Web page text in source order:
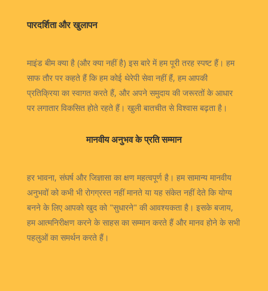
पारदर्शिता और खुलापन
माइंड बीम क्या है (और क्या नहीं है) इस बारे में हम पूरी तरह स्पष्ट हैं। हम
साफ तौर पर कहते हैं कि हम कोई थेरेपी सेवा नहीं हैं, हम आपकी
प्रतिक्रिया का स्वागत करते हैं, और अपने समुदाय की जरूरतों के आधार
पर लगातार विकसित होते रहते हैं। खुली बातचीत से विश्वास बढ़ता है।
मानवीय अनुभव के प्रति सम्मान
हर भावना, संघर्ष और जिज्ञासा का क्षण महत्वपूर्ण है। हम सामान्य मानवीय
अनुभवों को कभी भी रोगग्रस्त नहीं मानते या यह संकेत नहीं देते कि योग्य
बनने के लिए आपको खुद को "सुधारने" की आवश्यकता है। इसके बजाय,
हम आत्मनिरीक्षण करने के साहस का सम्मान करते हैं और मानव होने के सभी
पहलुओं का समर्थन करते हैं।